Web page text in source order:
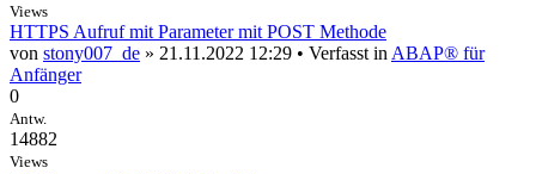
Views
HTTPS Aufruf mit Parameter mit POST Methode
von stony007_de » 21.11.2022 12:29 • Verfasst in ABAP® für
Anfänger
0
Antw.
14882
Views